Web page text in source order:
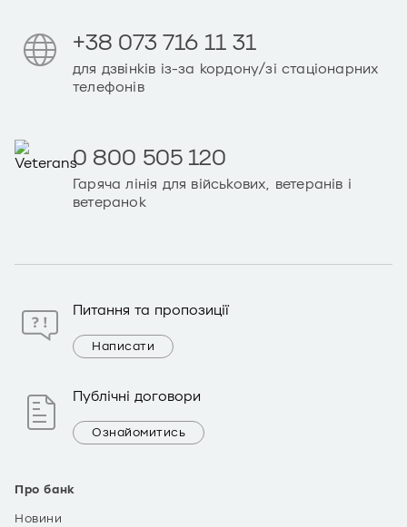
Про банк
Новини
+38 073 716 11 31
для дзвінків із-за кордону/зі стаціонарних
телефонів
0 800 505 120
Гаряча лінія для військових, ветеранів і
ветеранок
Питання та пропозиції
Написати
Публічні договори
Ознайомитись